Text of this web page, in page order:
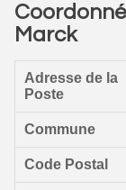
Marck
Adresse de la
Poste
Commune
Code Postal